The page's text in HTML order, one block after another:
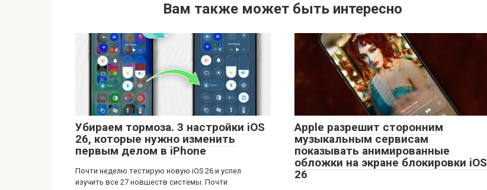
Вам также может быть интересно
Убираем тормоза. 3 настройки iOS
26, которые нужно изменить
первым делом в iPhone
Почти неделю тестирую новую iOS 26 и успел
изучить все 27 новшеств системы. Почти
Apple разрешит сторонним
музыкальным сервисам
показывать анимированные
обложки на экране блокировки iOS
26